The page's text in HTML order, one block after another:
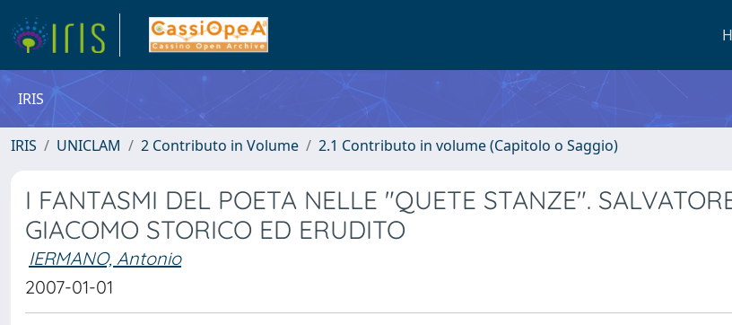
IRIS
IRIS UNICLAM 2 Contributo in Volume 2.1 Contributo in volume (Capitolo o Saggio)
I FANTASMI DEL POETA NELLE "QUETE STANZE".
GIACOMO STORICO ED ERUDITO
IERMANO, Antonio
2007-01-01